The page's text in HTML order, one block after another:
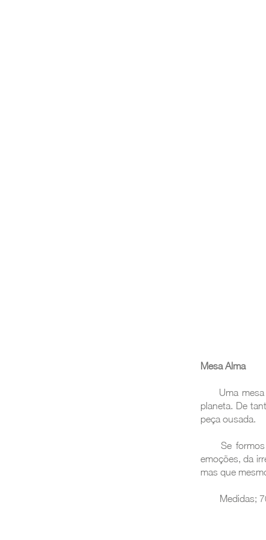
Mesa
Mesa Alma
Uma mesa
planeta. De
peça ousada.
Se formos
emoções, da
mas que
Medidas;